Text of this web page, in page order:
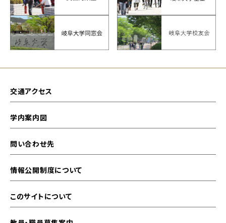
交通アクセス
学内案内図
問い合わせ先
情報公開制度について
このサイトについて